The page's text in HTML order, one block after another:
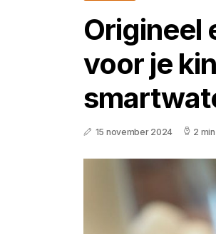
Origineel
voor je
15 november 2024 2